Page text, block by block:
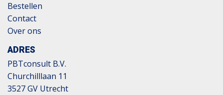
Bestellen
Contact
Over ons
ADRES
PBTconsult B.V.
Churchilllaan 11
3527 GV Utrecht